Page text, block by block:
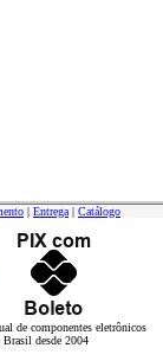
| Entrega | Catálogo
de componentes eletrônicos
Brasil desde 2004